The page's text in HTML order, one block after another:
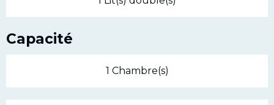
Capacité
1 Chambre(s)